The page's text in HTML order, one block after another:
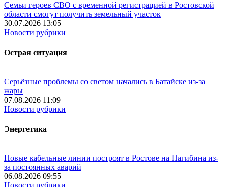
Семьи героев СВО с временной регистрацией в Ростовской
области смогут получить земельный участок
30.07.2026 13:05
Новости рубрики
Острая ситуация
Серьёзные проблемы со светом начались в Батайске из-за
жары
07.08.2026 11:09
Новости рубрики
Энергетика
Новые кабельные линии построят в Ростове на Нагибина из-
за постоянных аварий
06.08.2026 09:55